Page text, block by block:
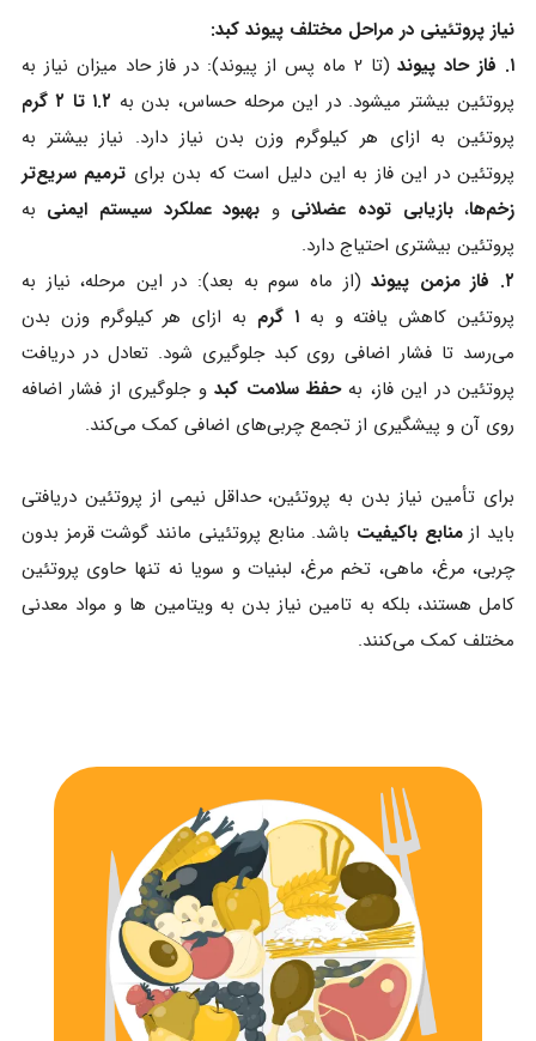
نیاز پروتئینی در مراحل مختلف پیوند کبد:
۱. فاز حاد پیوند
(تا ۲ ماه پس از پیوند): در فاز حاد میزان نیاز به
پروتئین بیشتر میشود. در این مرحله حساس، بدن به ۱.۲ تا ۲ گرم
پروتئین به ازای هر کیلوگرم وزن بدن نیاز دارد. نیاز بیشتر به
پروتئین در این فاز به این دلیل است که بدن برای ترمیم سریع‌تر
زخم‌ها،بازیابی توده عضلانی و بهبود عملکرد سیستم ایمنی به
پروتئین بیشتری احتیاج دارد.
۲. فاز مزمن پیوند
(از ماه سوم به بعد): در این مرحله، نیاز به
پروتئین کاهش یافته و به۱ گرم
به ازای هر کیلوگرم وزن بدن
می‌رسد تا فشار اضافی روی کبد جلوگیری شود. تعادل در دریافت
پروتئین در این فاز، بهحفظ سلامت کبدو جلوگیری از فشار اضافه
روی آن و پیشگیری از تجمع چربی‌های اضافی کمک می‌کند.
برای تأمین نیاز بدن به پروتئین، حداقل نیمی از پروتئین دریافتی
باید ازمنابع باکیفیت باشد. منابع پروتئینی مانند گوشت قرمز بدون
چربی، مرغ، ماهی، تخم‌ مرغ، لبنیات و سویا نه تنها حاوی پروتئین
کامل هستند، بلکه به تامین نیاز بدن به ویتامین ها و مواد معدنی
مختلف کمک می‌کنند.